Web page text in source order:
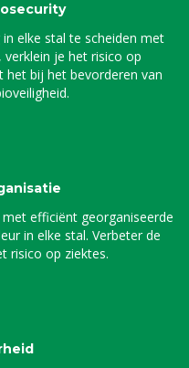
elke stal te scheiden met
verklein je het risico op
het bij het bevorderen van
efficiënt georganiseerde
in elke stal. Verbeter de
risico op ziektes.